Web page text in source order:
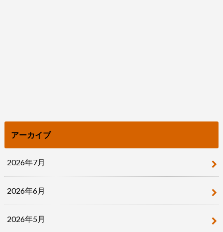
アーカイブ
2026年7月
2026年6月
2026年5月